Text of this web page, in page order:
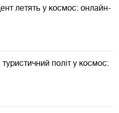
летять у космос: онлайн-
політ у космос: